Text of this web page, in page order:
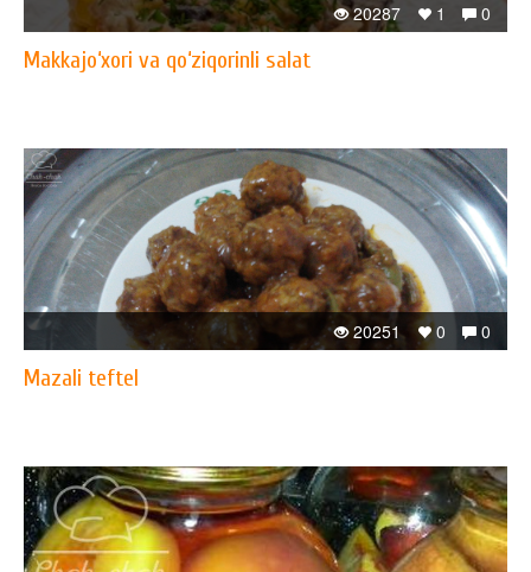
0
1
20287
Makkajo‘xori va qo‘ziqorinli salat
0
0
20251
Mazali teftel